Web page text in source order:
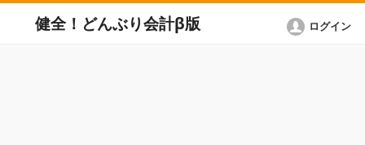
健全！どんぶり会計β版 ログイン